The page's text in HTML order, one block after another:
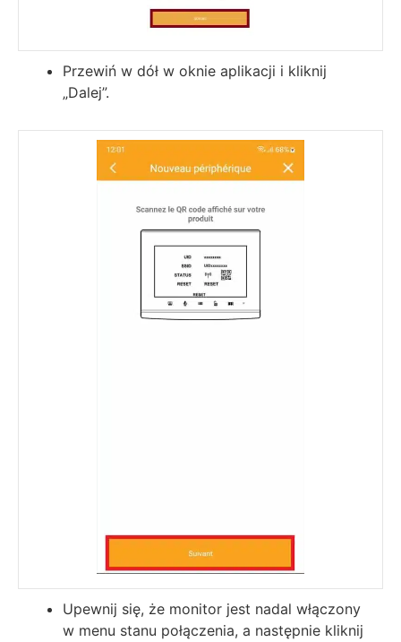
Przewiń w dół w oknie aplikacji i kliknij
„Dalej”.
Upewnij się, że monitor jest nadal włączony
w menu stanu połączenia, a następnie kliknij